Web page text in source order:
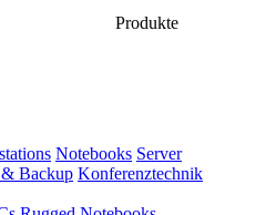
Produkte
Notebooks Server
& Backup Konferenztechnik